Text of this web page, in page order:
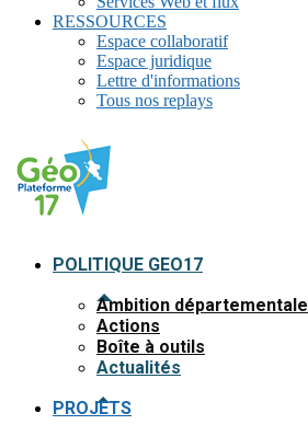
RESSOURCES
Espace collaboratif
Espace juridique
Lettre d'informations
Tous nos replays
POLITIQUE GEO17
Ambition départementale
Actions
Boîte à outils
Actualités
PROJETS